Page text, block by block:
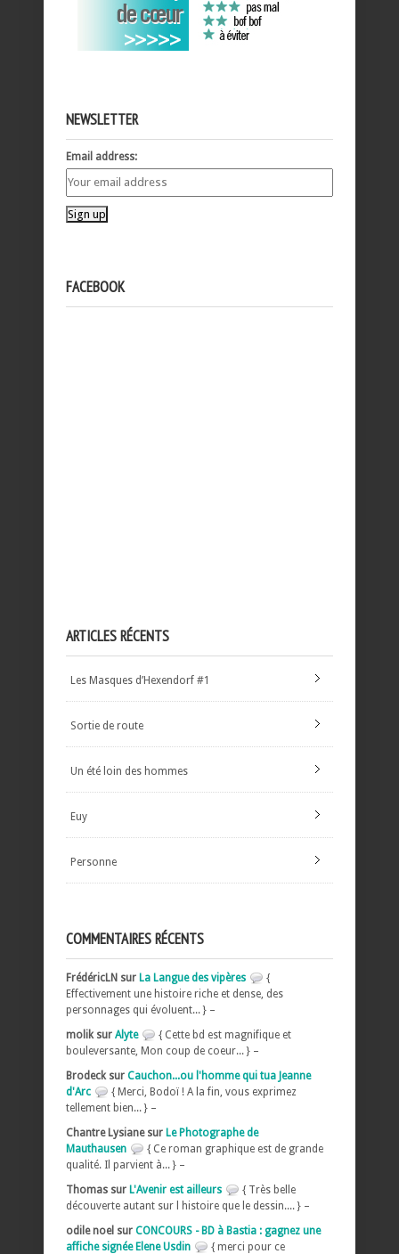
NEWSLETTER
Email address:
FACEBOOK
ARTICLES RÉCENTS
Les Masques d’Hexendorf #1
Sortie de route
Un été loin des hommes
Euy
Personne
COMMENTAIRES RÉCENTS
FrédéricLN sur La Langue des vipères
{
Effectivement une histoire riche et dense, des
personnages qui évoluent... } –
molik sur Alyte
{ Cette bd est magnifique et
bouleversante, Mon coup de coeur... } –
Brodeck sur Cauchon...ou l'homme qui tua Jeanne
d'Arc
{ Merci, Bodoï ! A la fin, vous exprimez
tellement bien... } –
Chantre Lysiane sur Le Photographe de
Mauthausen
{ Ce roman graphique est de grande
qualité. Il parvient à... } –
Thomas sur L'Avenir est ailleurs
{ Très belle
découverte autant sur l histoire que le dessin.... } –
odile noel sur CONCOURS - BD à Bastia : gagnez une
affiche signée Elene Usdin
{ merci pour ce